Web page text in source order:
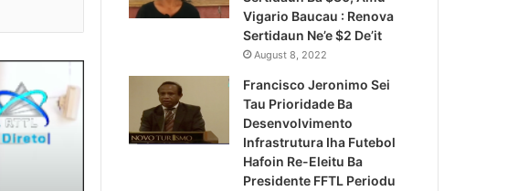
Vigario Baucau : Renova
Sertidaun Ne’e $2 De’it
August 8, 2022
Francisco Jeronimo Sei
Tau Prioridade Ba
Desenvolvimento
Infrastrutura Iha Futebol
Hafoin Re-Eleitu Ba
Presidente FFTL Periodu